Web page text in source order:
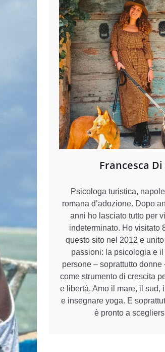
Francesca
Psicologa turistica,
romana d’adozione. Dopo
anni ho lasciato tutto per
indeterminato. Ho visitato
questo sito nel 2012 e
passioni: la psicologia e
persone – soprattutto
come strumento di crescita
e libertà. Amo il mare, il sud,
e insegnare yoga. E
è pronto a